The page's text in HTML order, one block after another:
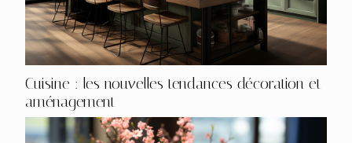
Cuisine : les nouvelles tendances décoration et
aménagement